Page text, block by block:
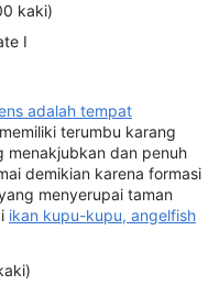
kaki)
I
adalah tempat
terumbu karang
menakjubkan dan penuh
demikian karena formasi
menyerupai taman
ikan kupu-kupu, angelfish